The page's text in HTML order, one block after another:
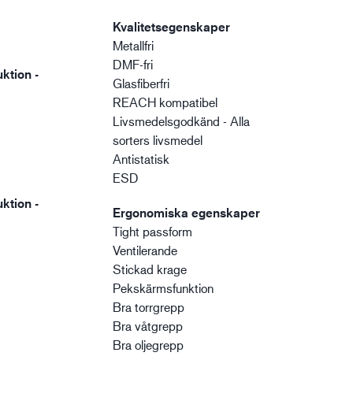
-
-
Kvalitetsegenskaper
Metallfri
DMF-fri
Glasfiberfri
REACH kompatibel
Livsmedelsgodkänd - Alla
sorters livsmedel
Antistatisk
ESD
Ergonomiska egenskaper
Tight passform
Ventilerande
Stickad krage
Pekskärmsfunktion
Bra torrgrepp
Bra våtgrepp
Bra oljegrepp